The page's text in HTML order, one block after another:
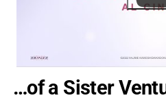
…of a Sister